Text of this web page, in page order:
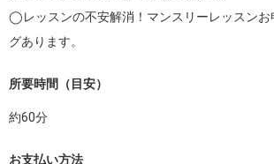
◯レッスンの不安解消！マンスリーレッスンお
グあります。
所要時間（目安）
約60分
お支払い方法